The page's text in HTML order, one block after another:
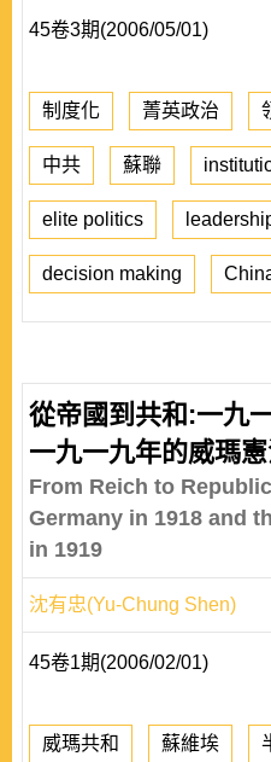
45卷3期(2006/05/01)
制度化 菁英政治
中共 蘇聯
elite politics
decision making
從帝國到共和:一九
一九一九年的威瑪
From Reich to
Germany in 1918 and
in 1919
沈有忠(Yu-Chung Shen)
45卷1期(2006/02/01)
威瑪共和 蘇維埃